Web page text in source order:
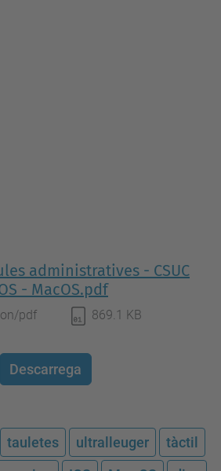
administratives - CSUC
- MacOS.pdf
pdf 869.1 KB
Descarrega
tauletes ultralleuger
tàctil